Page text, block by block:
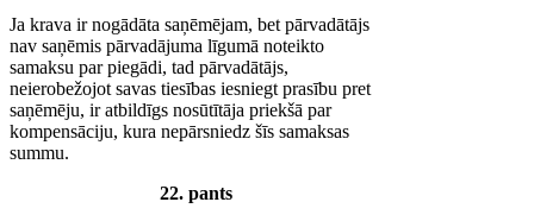
Ja krava ir nogādāta saņēmējam, bet pārvadātājs
nav saņēmis pārvadājuma līgumā noteikto
samaksu par piegādi, tad pārvadātājs,
neierobežojot savas tiesības iesniegt prasību pret
saņēmēju, ir atbildīgs nosūtītāja priekšā par
kompensāciju, kura nepārsniedz šīs samaksas
summu.
22. pants